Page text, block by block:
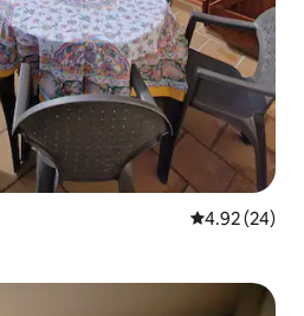
平均评分
4.92 (24)